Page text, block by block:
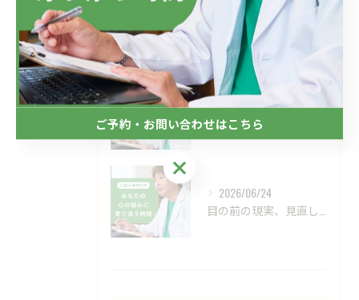
2026/07/08
2026/07/01
新しい視点の大切さ。
2026/06/24
ご予約・お問い合わせはこちら
ご予約・お問い合わせはこちら